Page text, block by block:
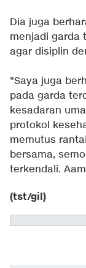
Dia juga
menjadi garda
agar disiplin
"Saya juga
pada garda
kesadaran
protokol
memutus
bersama,
terkendali.
(tst/gil)